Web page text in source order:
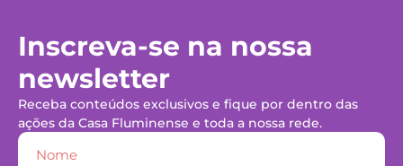
Inscreva-se na nossa
newsletter
Receba conteúdos exclusivos e fique por dentro das
ações da Casa Fluminense e toda a nossa rede.